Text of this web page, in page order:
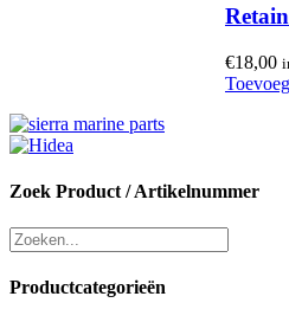
€18,00
Zoek Product / Artikelnummer
Productcategorieën